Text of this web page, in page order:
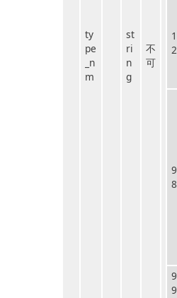
1
2
9
8
9
9
ty
pe
_n
m
st
ri
n
g
不
可